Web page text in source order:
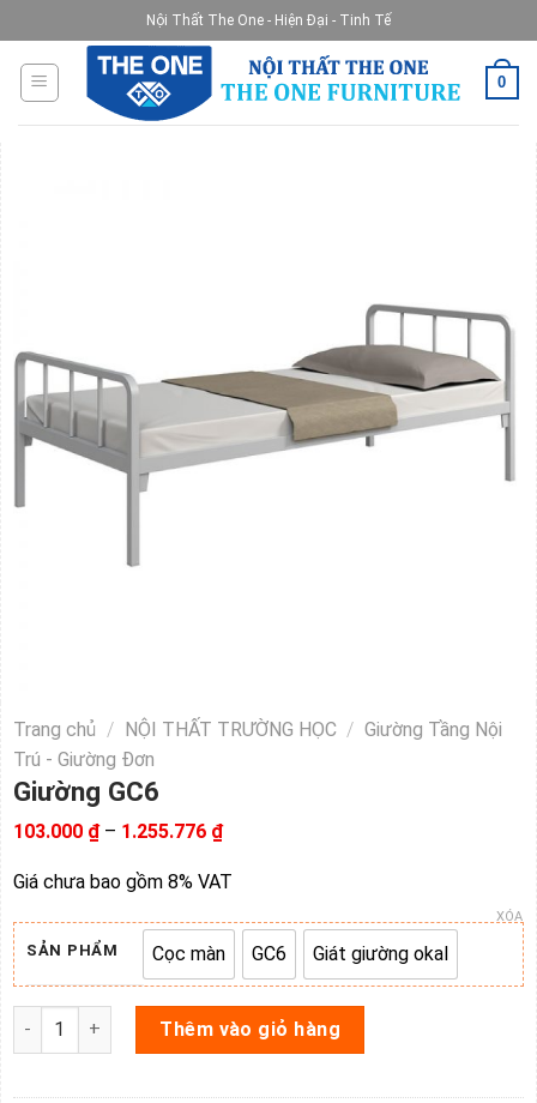
to
content
Nội Thất The One - Hiện Đại - Tinh Tế
0
Trang chủ / NỘI THẤT TRƯỜNG HỌC / Giường Tầng Nội
Trú - Giường Đơn
Giường GC6
103.000 ₫ – 1.255.776 ₫Khoảng
từ
103.000 ₫
1.255.776 ₫
Giá chưa bao gồm 8% VAT
SẢN PHẨM Cọc mànCọc mànGC6
GC6 Giát giường okal
Giát giường okal
XÓA
Giường GC6 số lượngThêm vào giỏ hàng